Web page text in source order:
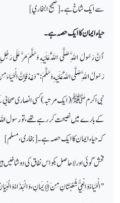
سے ایک شاخ ہے۔[صحيح البخاري]
حیاء ایمان کا ایک حصہ ہے۔
أَنَّ رَسُولَ اللَّهِ صَلَّى اللَّهُ عَلَيْهِ وَسَلَّمَ مَرَّ عَلَى رَجُلٍ
رَسُولُ اللَّهِ صَلَّى اللَّهُ عَلَيْهِ وَسَلَّمَ : " دَعْهُ فَإِنَّ الْحَيَاءَ
نبی اکرم ﷺ (ایک مرتبہ) کسی انصاری صحابی
کے بارے میں نصیحت کر رہے تھے، تو رسول
کہ حیاء ایمان کا ایک حصہ ہے۔[بخاری، مسلم]
فحش گوئی اور لاحاصل بکو اس نفاق کی دو شاخیں
"الْحَيَاءُ وَالْعِيُّ شُعْبَتَانِ مِنَ الْإِيمَانِ ، وَالْبَذَاءُ